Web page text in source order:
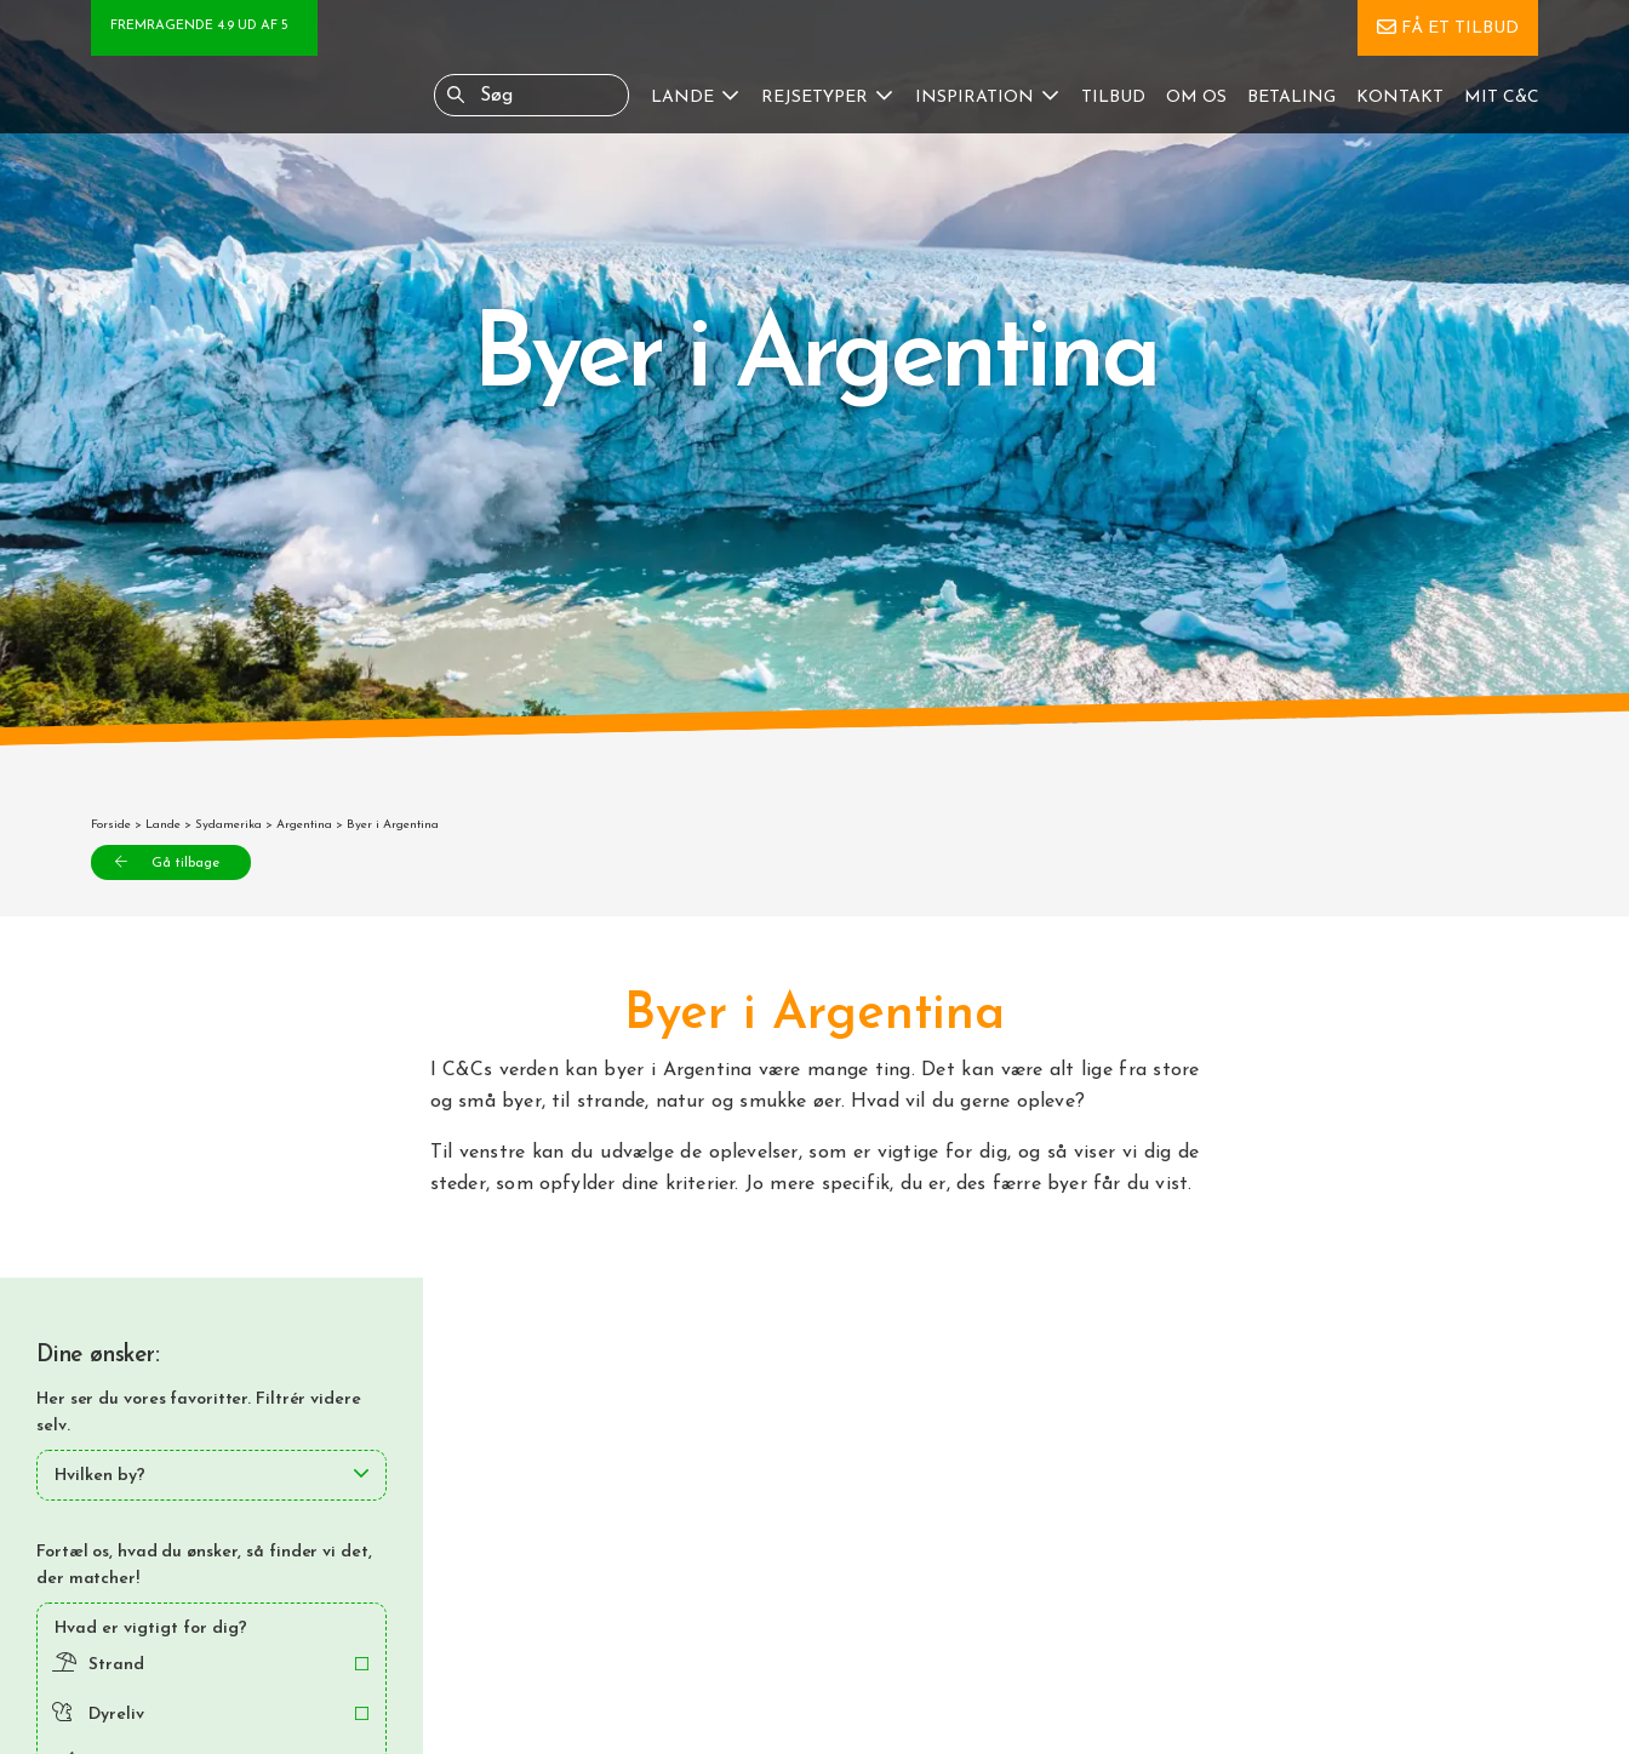
FREMRAGENDE 4.9 UD AF 5 FÅ ET TILBUD
LANDE REJSETYPER INSPIRATION TILBUD OM OS BETALING KONTAKT MIT C&C
Byer i Argentina
Forside > Lande > Sydamerika > Argentina > Byer i Argentina
Gå tilbage
Byer i Argentina
I C&Cs verden kan byer i Argentina være mange ting. Det kan være alt lige fra store
og små byer, til strande, natur og smukke øer. Hvad vil du gerne opleve?
Til venstre kan du udvælge de oplevelser, som er vigtige for dig, og så viser vi dig de
steder, som opfylder dine kriterier. Jo mere specifik, du er, des færre byer får du vist.
Dine ønsker:
Her ser du vores favoritter. Filtrér videre
selv.
Hvilken by?
Fortæl os, hvad du ønsker, så finder vi det,
der matcher!
Hvad er vigtigt for dig?
Strand
Dyreliv